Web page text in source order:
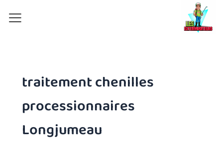
traitement chenilles
processionnaires
Longjumeau